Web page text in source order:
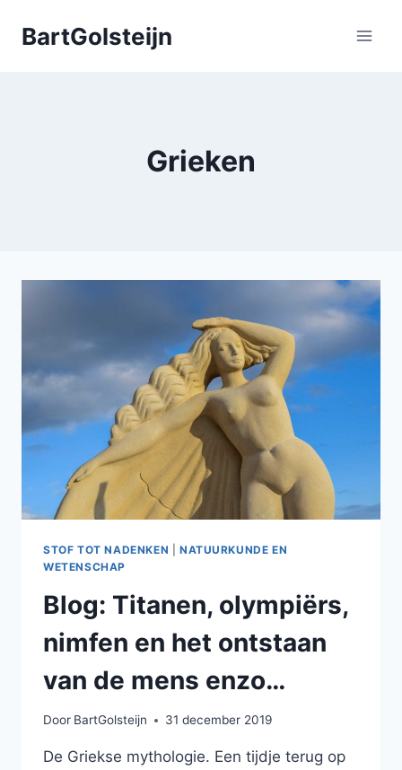
naarBartGolsteijn
Grieken
STOF TOT NADENKEN
NATUURKUNDE EN
WETENSCHAP
Blog: Titanen, olympiërs,
nimfen en het ontstaan
van de mens enzo…
Door BartGolsteijn 31 december 2019
De Griekse mythologie. Een tijdje terug op